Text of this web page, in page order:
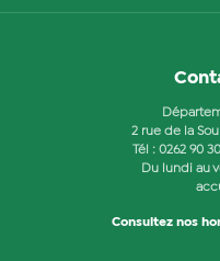
2 rue de la
Tél : 0262 90
Du lundi au
Consultez nos